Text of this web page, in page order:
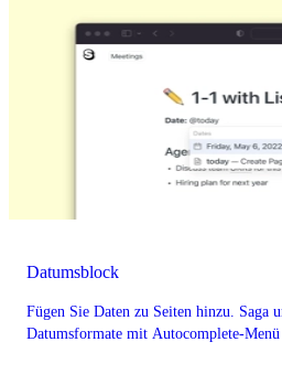
Datumsblock
Fügen Sie Daten zu Seiten hinzu. Saga
Datumsformate mit Autocomplete-